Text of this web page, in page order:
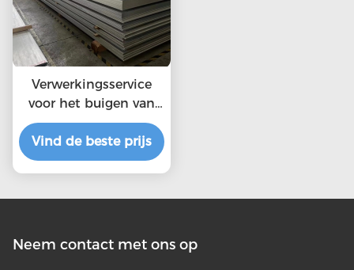
Verwerkingsservice
voor het buigen van
304 roestvrij plaat,
gepekeld en
gepassiviseerd
Vind de beste prijs
Neem contact met ons op